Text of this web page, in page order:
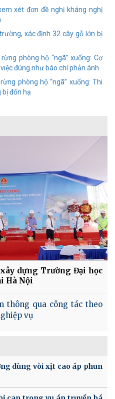
xét đơn đề nghị kháng nghị
xác định 32 cây gỗ lớn bị
phòng hộ “ngã” xuống: Cơ
đúng như báo chí phản ánh
phòng hộ “ngã” xuống: Thi
bị đốn hạ
dựng Trường Đại học
Hà Nội
thông qua công tác theo
vụ
dùng vòi xịt cao áp phun